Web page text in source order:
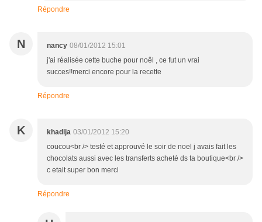
Répondre
N nancy 08/01/2012 15:01
j'ai réalisée cette buche pour noêl , ce fut un vrai
succes!!merci encore pour la recette
Répondre
K khadija 03/01/2012 15:20
coucou<br /> testé et approuvé le soir de noel j avais fait les
chocolats aussi avec les transferts acheté ds ta boutique<br />
c etait super bon merci
Répondre